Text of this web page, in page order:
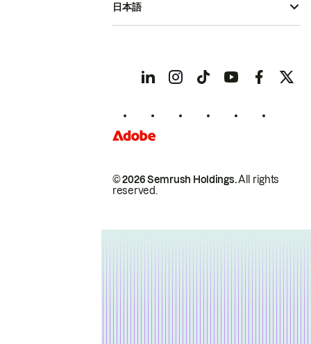
© 2026 Semrush Holdings.All rights
reserved.
日本語